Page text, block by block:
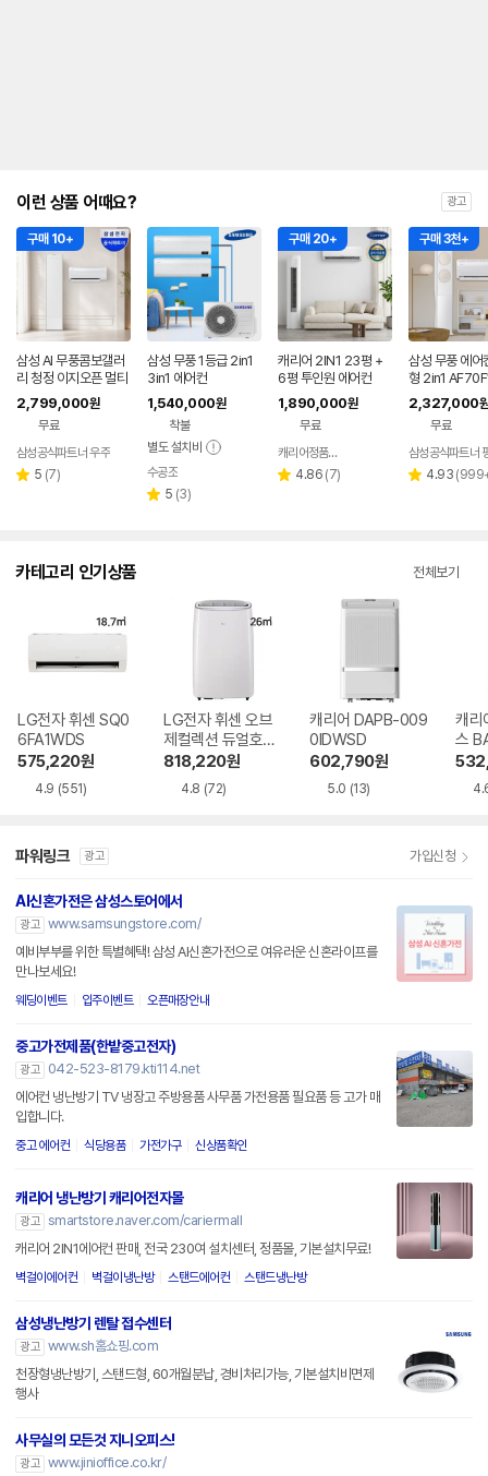
이런 상품 어때요? 광고
구매 10+
삼성 AI 무풍콤보갤러
리 청정 이지오픈 멀티
형 에어컨 AF80F17D
22WRS 기본설치포
2,799,000원
무료
삼성공식파트너 우주
별 5 리
(7)
삼성 무풍 1등급 2in1
3in1 에어컨
1,540,000원
착불
별도 설치비
페이
수공조
별 5 리
(3)
구매 20+
캐리어 2IN1 23평 +
6평 투인원 에어컨
1,890,000원
무료
캐리어정품인증점
별 4.86 리
(7)
구매 3천+
삼성 무풍 에어
형 2in1
BRS 일반배관
기본설치비포함
2,327,000원
무료
별 4.93 리
(
카테고리 인기상품 전체보기
LG전자 휘센 SQ0
6FA1WDS
575,220원
4.9 (551)
LG전자 휘센 오브
제컬렉션 듀얼호스
PQ08FDWBS
818,220원
4.8 (72)
캐리어 DAPB-009
0IDWSD
602,790원
5.0 (13)
캐리
스
파워링크 광고 가입신청
AI신혼가전은 삼성스토어에서
광고 www.samsungstore.com/
예비부부를 위한 특별혜택! 삼성 AI신혼가전으로 여유러운 신혼라이프를
만나보세요!
웨딩이벤트 입주이벤트 오픈매장안내
중고가전제품(한밭중고전자)
광고
042-523-8179.kti114.net
에어컨 냉난방기 TV 냉장고 주방용품 사무품 가전용품 필요품 등 고가 매
입합니다.
중고 에어컨 식당용품 가전가구 신상품확인
캐리어 냉난방기 캐리어전자몰
광고 smartstore.naver.com/cariermall
캐리어 2IN1에어컨 판매, 전국 230여 설치센터, 정품몰, 기본설치무료!
벽걸이에어컨 벽걸이냉난방 스탠드에어컨 스탠드냉난방
삼성냉난방기 렌탈 접수센터
광고 www.sh홈쇼핑.com
천장형냉난방기, 스탠드형, 60개월분납, 경비처리가능, 기본설치비면제
행사
사무실의 모든것 지니오피스!
광고 www.jinioffice.co.kr/